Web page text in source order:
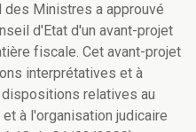
Ministres a approuvé
d'Etat d'un avant-projet
fiscale. Cet avant-projet
interprétatives et à
relatives au
à l'organisation judicaire